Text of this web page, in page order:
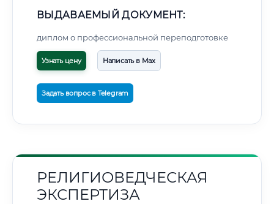
ВЫДАВАЕМЫЙ ДОКУМЕНТ:
диплом о профессиональной переподготовке
Узнать цену Написать в Max
Задать вопрос в Telegram
РЕЛИГИОВЕДЧЕСКАЯ
ЭКСПЕРТИЗА